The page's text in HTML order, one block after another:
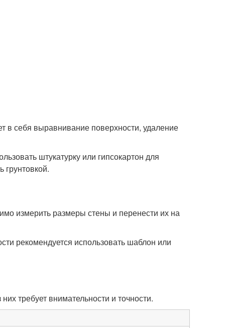
в себя выравнивание поверхности, удаление
штукатурку или гипсокартон для
грунтовкой.
измерить размеры стены и перенести их на
рекомендуется использовать шаблон или
требует внимательности и точности.